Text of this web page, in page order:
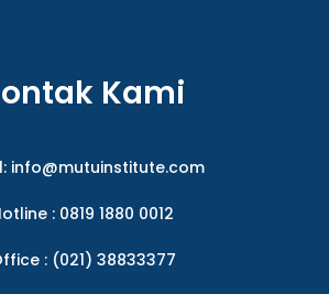
Kami
info@mutuinstitute.com
: 0819 1880 0012
: (021) 38833377